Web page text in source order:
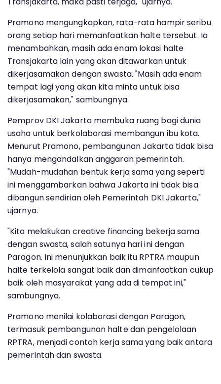
Pramono mengungkapkan, rata-rata hampir seribu
orang setiap hari memanfaatkan halte tersebut. Ia
menambahkan, masih ada enam lokasi halte
Transjakarta lain yang akan ditawarkan untuk
dikerjasamakan dengan swasta. "Masih ada enam
tempat lagi yang akan kita minta untuk bisa
dikerjasamakan," sambungnya.
Pemprov DKI Jakarta membuka ruang bagi dunia
usaha untuk berkolaborasi membangun ibu kota.
Menurut Pramono, pembangunan Jakarta tidak bisa
hanya mengandalkan anggaran pemerintah.
"Mudah-mudahan bentuk kerja sama yang seperti
ini menggambarkan bahwa Jakarta ini tidak bisa
dibangun sendirian oleh Pemerintah DKI Jakarta,"
ujarnya.
"Kita melakukan creative financing bekerja sama
dengan swasta, salah satunya hari ini dengan
Paragon. Ini menunjukkan baik itu RPTRA maupun
halte terkelola sangat baik dan dimanfaatkan cukup
baik oleh masyarakat yang ada di tempat ini,"
sambungnya.
Pramono menilai kolaborasi dengan Paragon,
termasuk pembangunan halte dan pengelolaan
RPTRA, menjadi contoh kerja sama yang baik antara
pemerintah dan swasta.